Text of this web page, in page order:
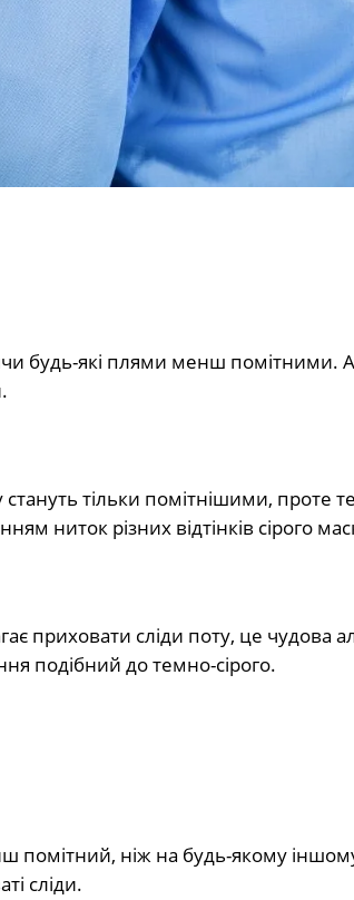
будь-які плями менш помітними.
стануть тільки помітнішими,
ниток різних відтінків сірого
приховати сліди поту, це
подібний до темно-сірого.
помітний, ніж на будь-якому
сліди.